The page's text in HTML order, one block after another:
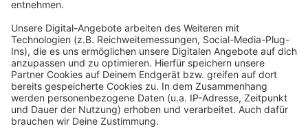
Details durch und stimmen Sie der
Nutzung des Service zu, um dieses
Video anzusehen.
Mehr Informationen
Akzeptieren
Einer der re-recordeten Songs des Albums "The
Liechtenstein Tapes": Die Fantastischen Vier - Die Da
(The Liechtenstein Tapes)